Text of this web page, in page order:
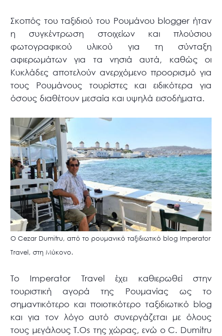
Σκοπός του ταξιδιού του Ρουμάνου blogger ήταν
η συγκέντρωση στοιχείων και πλούσιου
φωτογραφικού υλικού για τη σύνταξη
αφιερωμάτων για τα νησιά αυτά, καθώς οι
Κυκλάδες αποτελούν ανερχόμενο προορισμό για
τους Ρουμάνους τουρίστες και ειδικότερα για
όσους διαθέτουν μεσαία και υψηλά εισοδήματα.
Ο Cezar Dumitru, από το ρουμανικό ταξιδιωτικό blog Imperator
Travel, στη Μύκονο.
Το Imperator Travel έχει καθιερωθεί στην
τουριστική αγορά της Ρουμανίας ως το
σημαντικότερο και ποιοτικότερο ταξιδιωτικό blog
και για τον λόγο αυτό συνεργάζεται με όλους
τους μεγάλους T.Os της χώρας, ενώ ο C. Dumitru